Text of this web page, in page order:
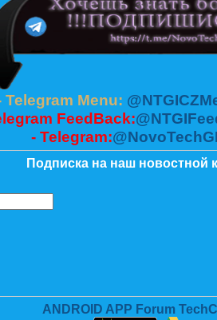
Telegram Menu:
FeedBack:
- Telegram:
Подписка на наш новостной
ANDROID APP Forum